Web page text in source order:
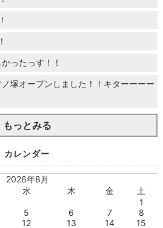
ったっす！！
塚オープンしました！！キターーーー
もっとみる
カレンダー
2026年8月
水 木 金
土
1
5 6 7
8
12 13 14
15